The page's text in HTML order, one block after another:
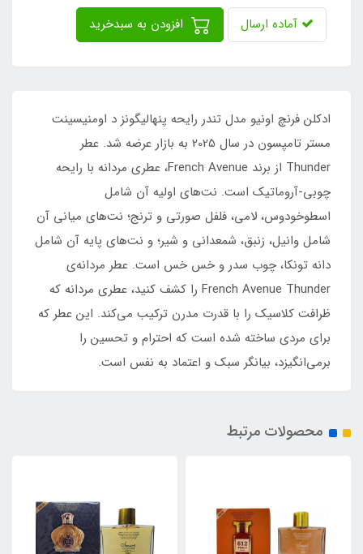
آماده ارسال
ادکلن فرنچ اونیو مدل تندر رایحه پنهالیگونز د اومنیسینت
مستر تامپسون در سال 2025 به بازار عرضه شد. عطر
Thunder از برند French Avenue، عطری مردانه با رایحه
چوبی-آروماتیک است. نت‌های اولیه آن شامل
اسطوخودوس، لامی، فلفل صورتی و ترنج؛ نت‌های میانی آن
شامل وانیل، زنبق، شمعدانی و شیر؛ و نت‌های پایه آن شامل
دانه تونکا، چوب سدر و خس خس است. عطر مردانه‌ی
French Avenue Thunder را کشف کنید، عطری مردانه که
ظرافت کلاسیک را با قدرت مدرن ترکیب می‌کند. این عطر که
برای مردی ساخته شده است که احترام و تحسین را
برمی‌انگیزد، بیانگر سبک و اعتماد به نفس است.
محصولات مرتبط